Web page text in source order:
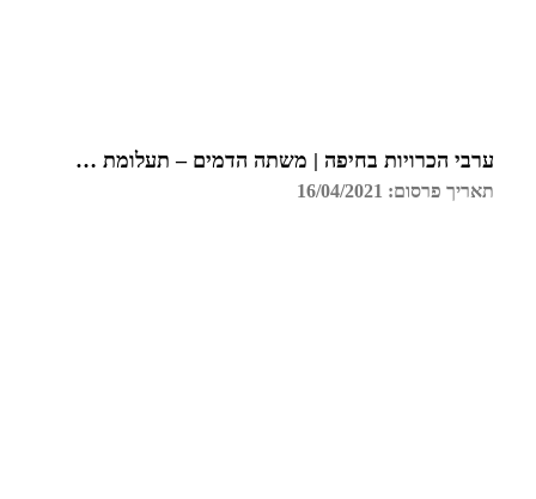
ערבי הכרויות בחיפה | משתה הדמים – תעלומת רצח בכל הארץ
תאריך פרסום: 16/04/2021